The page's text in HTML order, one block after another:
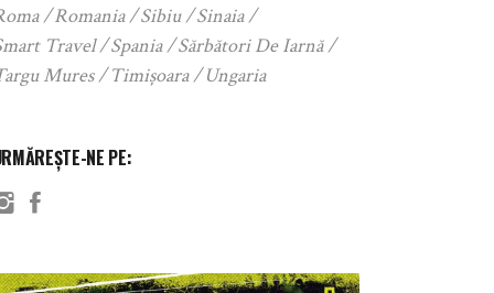
Romania Sibiu
Sinaia
Travel
Spania
Sărbători De Iarnă
Mures
Timișoara Ungaria
NE PE: